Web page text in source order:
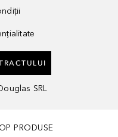
SRL
PRODUSE